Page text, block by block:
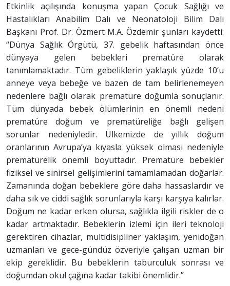
Etkinlik açılışında konuşma yapan Çocuk Sağlığı ve
Hastalıkları Anabilim Dalı ve Neonatoloji Bilim Dalı
Başkanı Prof. Dr. Özmert M.A. Özdemir şunları kaydetti:
“Dünya Sağlık Örgütü, 37. gebelik haftasından önce
dünyaya gelen bebekleri prematüre olarak
tanımlamaktadır. Tüm gebeliklerin yaklaşık yüzde 10’u
anneye veya bebeğe ve bazen de tam belirlenemeyen
nedenlere bağlı olarak prematüre doğumla sonuçlanır.
Tüm dünyada bebek ölümlerinin en önemli nedeni
prematüre doğum ve prematüreliğe bağlı gelişen
sorunlar nedeniyledir. Ülkemizde de yıllık doğum
oranlarının Avrupa’ya kıyasla yüksek olması nedeniyle
prematürelik önemli boyuttadır. Prematüre bebekler
fiziksel ve sinirsel gelişimlerini tamamlamadan doğarlar.
Zamanında doğan bebeklere göre daha hassaslardır ve
daha sık ve ciddi sağlık sorunlarıyla karşı karşıya kalırlar.
Doğum ne kadar erken olursa, sağlıkla ilgili riskler de o
kadar artmaktadır. Bebeklerin izlemi için ileri teknoloji
gerektiren cihazlar, multidisipliner yaklaşım, yenidoğan
uzmanları ve gece-gündüz özveriyle çalışan uzman bir
ekip gereklidir. Bu bebeklerin taburculuk sonrası ve
doğumdan okul çağına kadar takibi önemlidir.”